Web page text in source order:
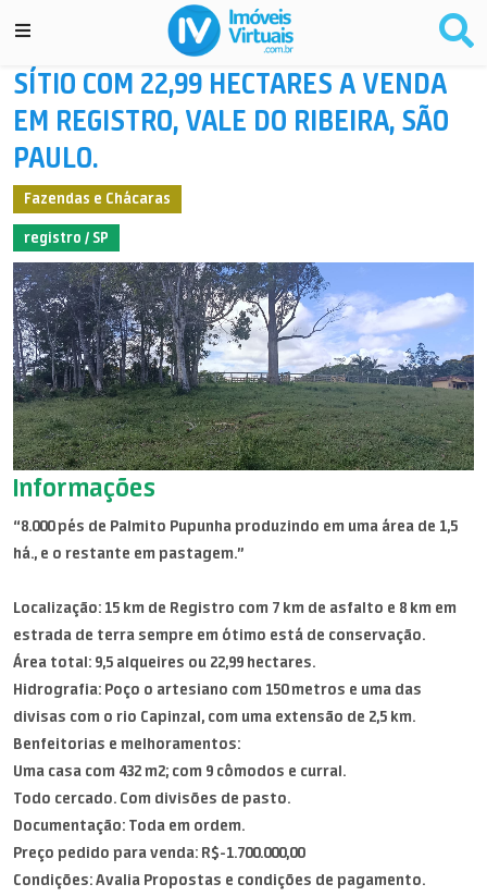
SÍTIO COM 22,99 HECTARES A VENDA
EM REGISTRO, VALE DO RIBEIRA, SÃO
PAULO.
Fazendas e Chácaras
registro / SP
Informações
“8.000 pés de Palmito Pupunha produzindo em uma área de 1,5
há., e o restante em pastagem.”
Localização: 15 km de Registro com 7 km de asfalto e 8 km em
estrada de terra sempre em ótimo está de conservação.
Área total: 9,5 alqueires ou 22,99 hectares.
Hidrografia: Poço o artesiano com 150 metros e uma das
divisas com o rio Capinzal, com uma extensão de 2,5 km.
Benfeitorias e melhoramentos:
Uma casa com 432 m2; com 9 cômodos e curral.
Todo cercado. Com divisões de pasto.
Documentação: Toda em ordem.
Preço pedido para venda: R$-1.700.000,00
Condições: Avalia Propostas e condições de pagamento.